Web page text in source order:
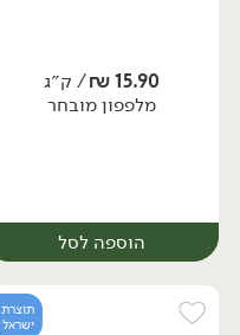
יח׳
15.90
₪/ ק״ג
מלפפון מובחר
הוספה לסל
תוצרת
ישראל